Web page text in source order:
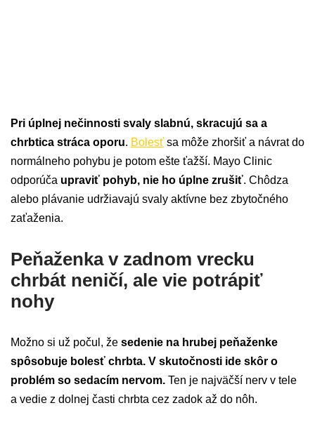
Pri úplnej nečinnosti svaly slabnú, skracujú sa a
chrbtica stráca oporu. Bolesť sa môže zhoršiť a návrat do
normálneho pohybu je potom ešte ťažší. Mayo Clinic
odporúča upraviť pohyb, nie ho úplne zrušiť. Chôdza
alebo plávanie udržiavajú svaly aktívne bez zbytočného
zaťaženia.
Peňaženka v zadnom vrecku
chrbát neničí, ale vie potrápiť
nohy
Možno si už počul, že sedenie na hrubej peňaženke
spôsobuje bolesť chrbta. V skutočnosti ide skôr o
problém so sedacím nervom. Ten je najväčší nerv v tele
a vedie z dolnej časti chrbta cez zadok až do nôh.